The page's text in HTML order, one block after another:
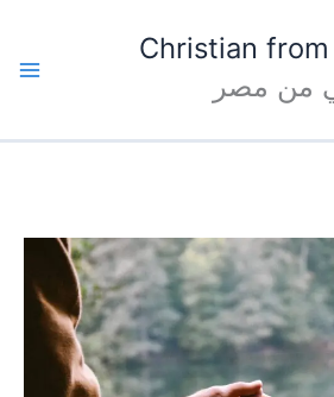
Christian
من مصر